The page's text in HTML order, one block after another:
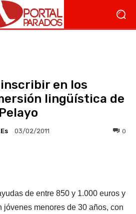
en los
lingüística de
03/02/2011 0
de entre 850 y 1.000 euros y
jóvenes menores de 30 años, con